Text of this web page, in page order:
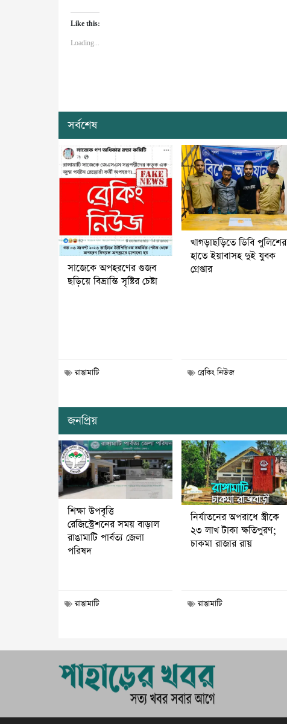
Like this:
Loading...
সর্বশেষ
সাজেকে অপহরণের গুজব
ছড়িয়ে বিভ্রান্তি সৃষ্টির চেষ্টা
রাঙামাটি
খাগড়াছড়িতে ডিবি পুলিশের
হাতে ইয়াবাসহ দুই যুবক
গ্রেপ্তার
ব্রেকিং নিউজ
জনপ্রিয়
শিক্ষা উপবৃত্তি
রেজিস্ট্রেশনের সময় বাড়াল
রাঙামাটি পার্বত্য জেলা
পরিষদ
রাঙামাটি
নির্যাতনের অপরাধে স্ত্রীকে
২৩ লাখ টাকা ক্ষতিপুরণ;
চাকমা রাজার রায়
রাঙামাটি